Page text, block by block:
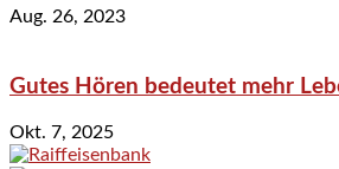
Aug. 26, 2023
Gutes Hören bedeutet mehr
Okt. 7, 2025